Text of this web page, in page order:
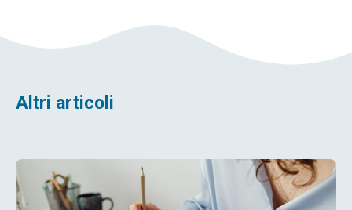
Altri articoli